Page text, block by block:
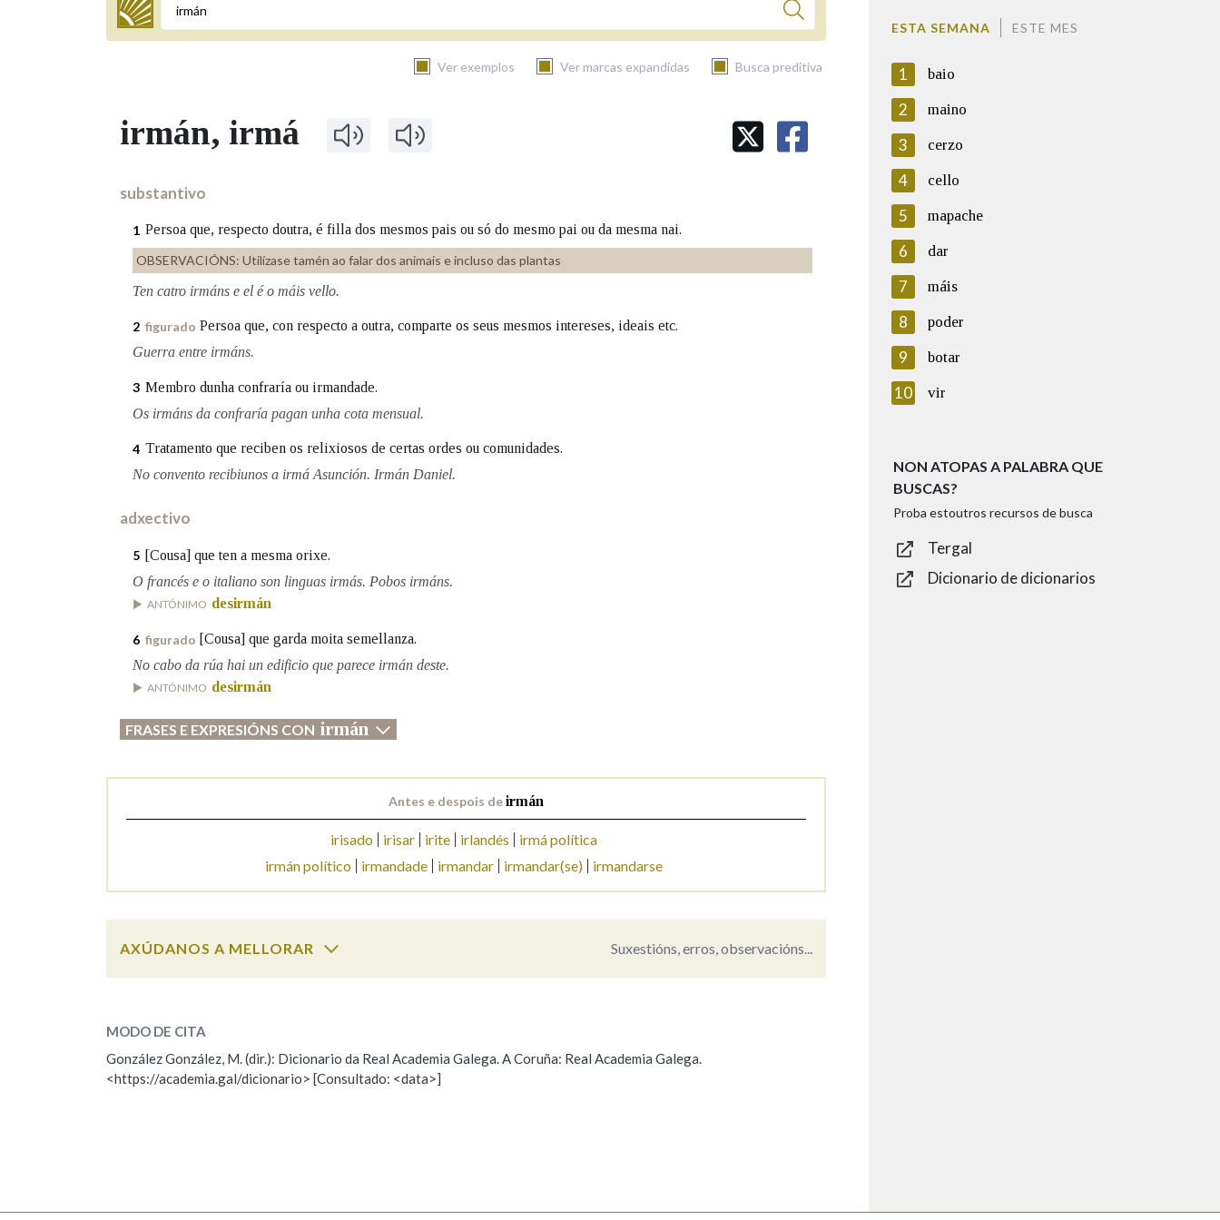
Termo a buscar
Ver exemplos Ver marcas expandidas Busca preditiva
BUSCAR NOS LEMAS
Remata por
Contén
Nos exemplos
Na fraseoloxía
OUTRAS OPCIÓNS DE BUSCA
Marcas gramaticais Pertence a
irmán, irmá
substantivo
1 Persoa que, respecto doutra, é filla dos mesmos pais ou só do mesmo pai ou da mesma nai.
OBSERVACIÓNS: Utilízase tamén ao falar dos animais e incluso das plantas
Ten catro irmáns e el é o máis vello.
2 figurado Persoa que, con respecto a outra, comparte os seus mesmos intereses, ideais etc.
Guerra entre irmáns.
3 Membro dunha confraría ou irmandade.
Os irmáns da confraría pagan unha cota mensual.
4 Tratamento que reciben os relixiosos de certas ordes ou comunidades.
No convento recibiunos a irmá Asunción. Irmán Daniel.
adxectivo
5 [Cousa] que ten a mesma orixe.
O francés e o italiano son linguas irmás. Pobos irmáns.
ANTÓNIMO desirmán
6 figurado [Cousa] que garda moita semellanza.
No cabo da rúa hai un edificio que parece irmán deste.
ANTÓNIMO desirmán
FRASES E EXPRESIÓNS CON irmán
Antes e despois deirmán
irisado irisar irite irlandés
irmá política
irmán político
irmandade irmandar irmandar(se) irmandarse
AXÚDANOS A MELLORAR Suxestións, erros, observacións...
ESCOLLE UNHA OPCIÓN:
Observación Hai un erro na palabra Propoño mellorar a definición
MODO DE CITA
González González, M. (dir.): Dicionario da Real Academia Galega. A Coruña: Real Academia Galega.
<https://academia.gal/dicionario> [Consultado: <data>]
ESTA SEMANA ESTE MES
1 baio
2 maino
3 cerzo
4 cello
5 mapache
6 dar
7 máis
8 poder
9 botar
10 vir
NON ATOPAS A PALABRA QUE
BUSCAS?
Proba estoutros recursos de busca
Tergal
Dicionario de dicionarios